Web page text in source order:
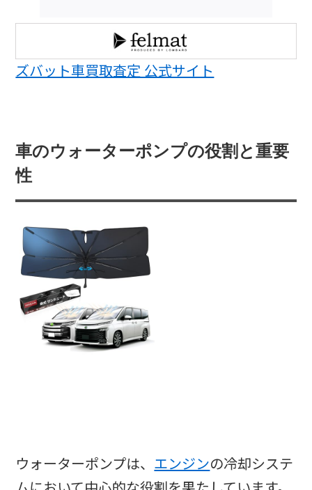
ズバット車買取査定 公式サイト
車のウォーターポンプの役割と重要
性
ウォーターポンプは、 エンジンの冷却システ